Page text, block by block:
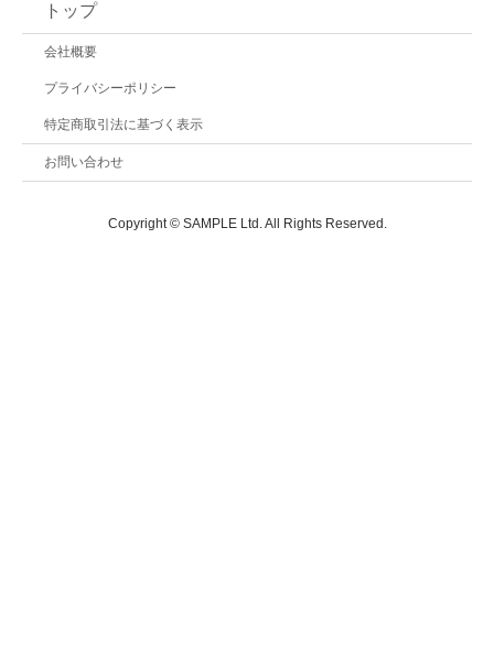
トップ
会社概要
プライバシーポリシー
特定商取引法に基づく表示
お問い合わせ
Copyright © SAMPLE Ltd. All Rights Reserved.